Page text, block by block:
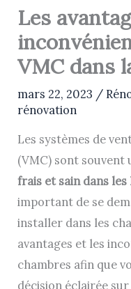
Les
VMC dans
mars 22, 2023 /
rénovation
Les systèmes de
(VMC) sont
frais et sain dans
important de se
installer dans les
avantages et les
chambres afin que
décision éclairée